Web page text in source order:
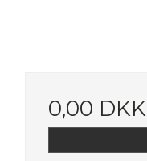
0,00 DKK